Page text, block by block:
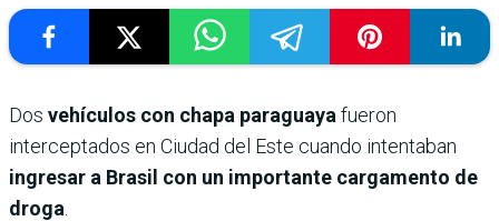
Dos vehículos con chapa paraguaya fueron
interceptados en Ciudad del Este cuando intentaban
ingresar a Brasil con un importante cargamento de
droga